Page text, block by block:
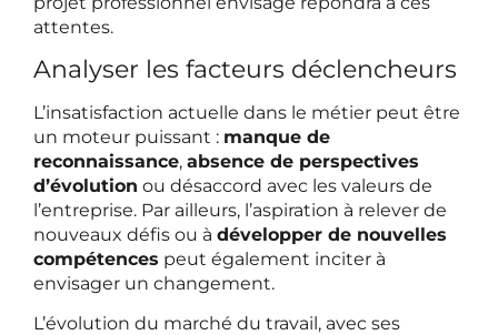
attentes.
Analyser les facteurs déclencheurs
L’insatisfaction actuelle dans le métier peut être
un moteur puissant : manque de
reconnaissance, absence de perspectives
d’évolution ou désaccord avec les valeurs de
l’entreprise. Par ailleurs, l’aspiration à relever de
nouveaux défis ou à développer de nouvelles
compétences peut également inciter à
envisager un changement.
L’évolution du marché du travail, avec ses